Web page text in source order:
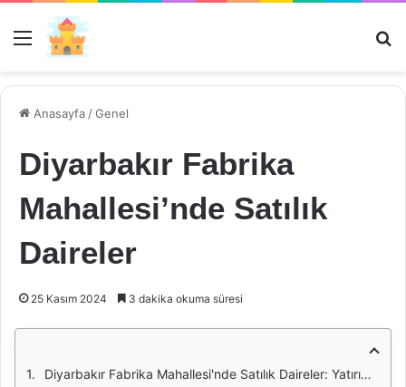
Menü
Anasayfa /Genel
Diyarbakır Fabrika
Mahallesi’nde Satılık
Daireler
25 Kasım 2024 3 dakika okuma süresi
Diyarbakır Fabrika Mahallesi'nde Satılık Daireler: Yatırım Fırsatları ve Yaşam Alanları